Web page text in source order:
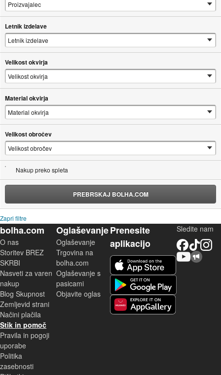
Letnik izdelave
Velikost okvirja
Material okvirja
Velikost obročev
Nakup preko spleta
PREBRSKAJ BOLHA.COM
Zapri filtre
bolha.com
O nas
Storitev BREZ
SKRBI
Nasveti za varen
nakup
Blog Skupnost
Zemljevid strani
Načini plačila
Stik in pomoč
Pravila in pogoji
uporabe
Politika
zasebnosti
Oglaševanje
Oglaševanje
Trgovina na
bolha.com
Oglaševanje s
pasicami
Objavite oglas
Prenesite
aplikacijo
Sledite nam